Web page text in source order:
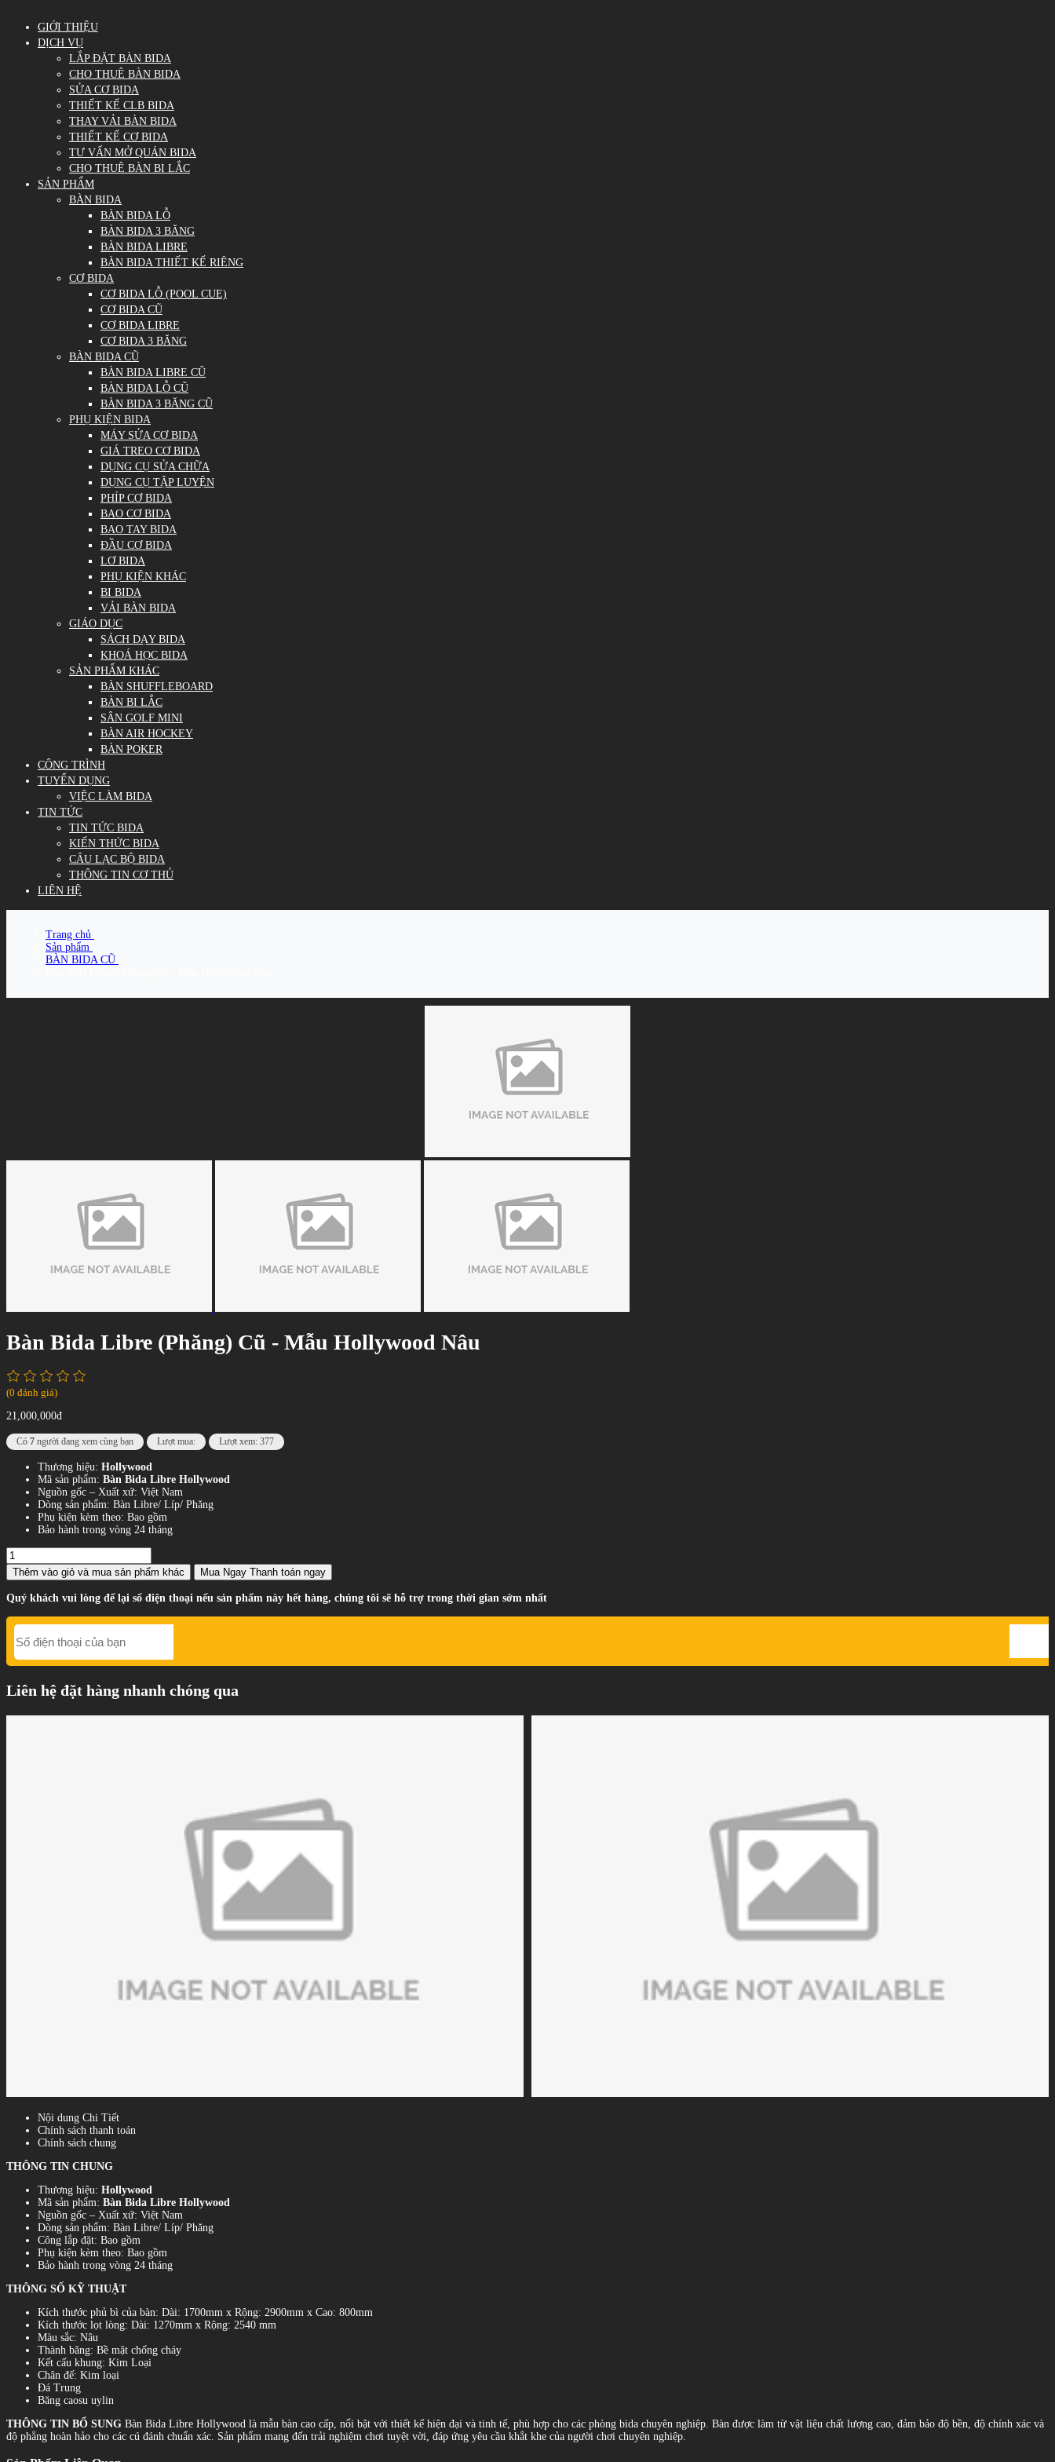
GIỚI THIỆU
DỊCH VỤ
LẮP ĐẶT BÀN BIDA
CHO THUÊ BÀN BIDA
SỬA CƠ BIDA
THIẾT KẾ CLB BIDA
THAY VẢI BÀN BIDA
THIẾT KẾ CƠ BIDA
TƯ VẤN MỞ QUÁN BIDA
CHO THUÊ BÀN BI LẮC
SẢN PHẨM
BÀN BIDA
BÀN BIDA LỖ
BÀN BIDA 3 BĂNG
BÀN BIDA LIBRE
BÀN BIDA THIẾT KẾ RIÊNG
CƠ BIDA
CƠ BIDA LỖ (POOL CUE)
CƠ BIDA CŨ
CƠ BIDA LIBRE
CƠ BIDA 3 BĂNG
BÀN BIDA CŨ
BÀN BIDA LIBRE CŨ
BÀN BIDA LỖ CŨ
BÀN BIDA 3 BĂNG CŨ
PHỤ KIỆN BIDA
MÁY SỬA CƠ BIDA
GIÁ TREO CƠ BIDA
DỤNG CỤ SỬA CHỮA
DỤNG CỤ TẬP LUYỆN
PHÍP CƠ BIDA
BAO CƠ BIDA
BAO TAY BIDA
ĐẦU CƠ BIDA
LƠ BIDA
PHỤ KIỆN KHÁC
BI BIDA
VẢI BÀN BIDA
GIÁO DỤC
SÁCH DẠY BIDA
KHOÁ HỌC BIDA
SẢN PHẨM KHÁC
BÀN SHUFFLEBOARD
BÀN BI LẮC
SÂN GOLF MINI
BÀN AIR HOCKEY
BÀN POKER
CÔNG TRÌNH
TUYỂN DỤNG
VIỆC LÀM BIDA
TIN TỨC
TIN TỨC BIDA
KIẾN THỨC BIDA
CÂU LẠC BỘ BIDA
THÔNG TIN CƠ THỦ
LIÊN HỆ
Trang chủ
Sản phẩm
BÀN BIDA CŨ
Bàn Bida Libre (Phăng) Cũ - Mẫu Hollywood Nâu
(0 đánh giá)
21,000,000đ
Có 7 người đang xem cùng bạn Lượt mua: Lượt xem: 377
Thương hiệu: Hollywood
Mã sản phẩm: Bàn Bida Libre Hollywood
Nguồn gốc – Xuất xứ: Việt Nam
Dòng sản phẩm: Bàn Libre/ Líp/ Phăng
Phụ kiện kèm theo: Bao gồm
Bảo hành trong vòng 24 tháng
Thêm vào giỏ và mua sản phẩm khác Mua Ngay Thanh toán ngay
Quý khách vui lòng để lại số điện thoại nếu sản phẩm này hết hàng, chúng tôi sẽ hỗ trợ trong thời gian sớm nhất
Liên hệ đặt hàng nhanh chóng qua
Nội dung Chi Tiết
Chính sách thanh toán
Chính sách chung
THÔNG TIN CHUNG
Thương hiệu: Hollywood
Mã sản phẩm: Bàn Bida Libre Hollywood
Nguồn gốc – Xuất xứ: Việt Nam
Dòng sản phẩm: Bàn Libre/ Líp/ Phăng
Công lắp đặt: Bao gồm
Phụ kiện kèm theo: Bao gồm
Bảo hành trong vòng 24 tháng
THÔNG SỐ KỸ THUẬT
Kích thước phủ bì của bàn: Dài: 1700mm x Rộng: 2900mm x Cao: 800mm
Kích thước lọt lòng: Dài: 1270mm x Rộng: 2540 mm
Màu sắc: Nâu
Thành băng: Bề mặt chống cháy
Kết cấu khung: Kim Loại
Chân đế: Kim loại
Đá Trung
Băng caosu uylin
THÔNG TIN BỔ SUNG Bàn Bida Libre Hollywood là mẫu bàn cao cấp, nổi bật với thiết kế hiện đại và tinh tế, phù hợp cho các phòng bida chuyên nghiệp. Bàn được làm từ vật liệu chất lượng cao, đảm bảo độ bền, độ chính xác và
độ phẳng hoàn hảo cho các cú đánh chuẩn xác. Sản phẩm mang đến trải nghiệm chơi tuyệt vời, đáp ứng yêu cầu khắt khe của người chơi chuyên nghiệp.